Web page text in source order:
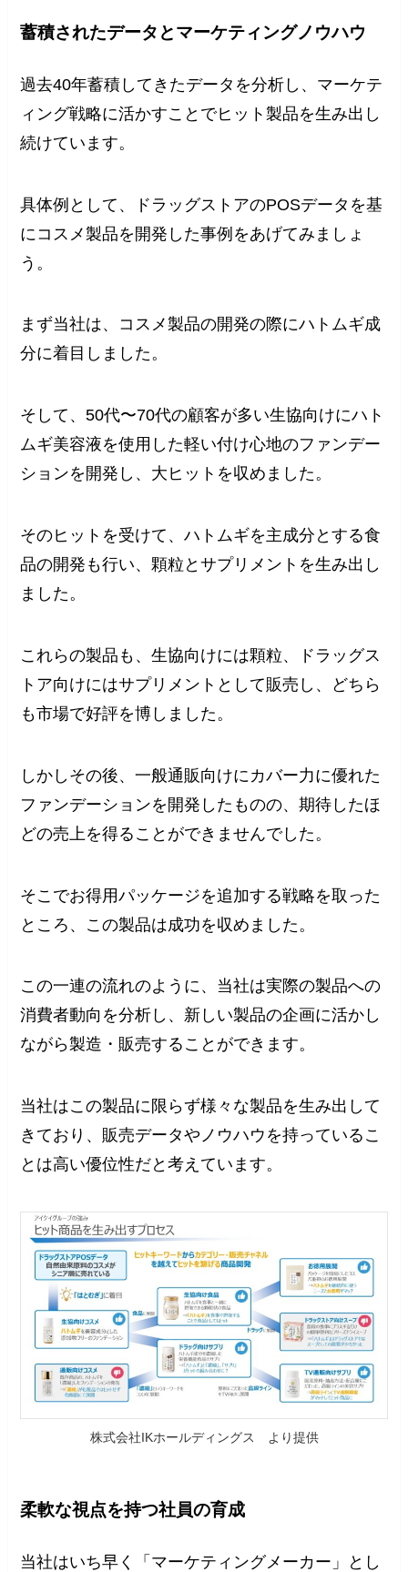
蓄積されたデータとマーケティングノウハウ
過去40年蓄積してきたデータを分析し、マーケテ
ィング戦略に活かすことでヒット製品を生み出し
続けています。
具体例として、ドラッグストアのPOSデータを基
にコスメ製品を開発した事例をあげてみましょ
う。
まず当社は、コスメ製品の開発の際にハトムギ成
分に着目しました。
そして、50代〜70代の顧客が多い生協向けにハト
ムギ美容液を使用した軽い付け心地のファンデー
ションを開発し、大ヒットを収めました。
そのヒットを受けて、ハトムギを主成分とする食
品の開発も行い、顆粒とサプリメントを生み出し
ました。
これらの製品も、生協向けには顆粒、ドラッグス
トア向けにはサプリメントとして販売し、どちら
も市場で好評を博しました。
しかしその後、一般通販向けにカバー力に優れた
ファンデーションを開発したものの、期待したほ
どの売上を得ることができませんでした。
そこでお得用パッケージを追加する戦略を取った
ところ、この製品は成功を収めました。
この一連の流れのように、当社は実際の製品への
消費者動向を分析し、新しい製品の企画に活かし
ながら製造・販売することができます。
当社はこの製品に限らず様々な製品を生み出して
きており、販売データやノウハウを持っているこ
とは高い優位性だと考えています。
株式会社IKホールディングス より提供
柔軟な視点を持つ社員の育成
当社はいち早く「マーケティングメーカー」とし